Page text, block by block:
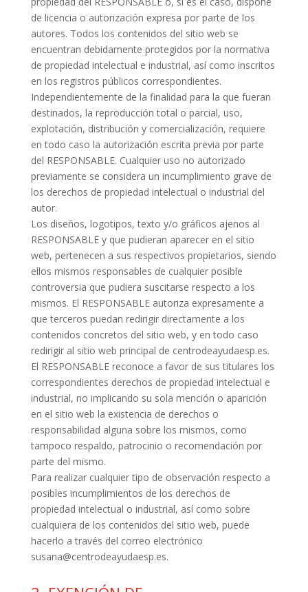
de licencia o autorización expresa por parte de los
autores. Todos los contenidos del sitio web se
encuentran debidamente protegidos por la normativa
de propiedad intelectual e industrial, así como inscritos
en los registros públicos correspondientes.
Independientemente de la finalidad para la que fueran
destinados, la reproducción total o parcial, uso,
explotación, distribución y comercialización, requiere
en todo caso la autorización escrita previa por parte
del RESPONSABLE. Cualquier uso no autorizado
previamente se considera un incumplimiento grave de
los derechos de propiedad intelectual o industrial del
autor.
Los diseños, logotipos, texto y/o gráficos ajenos al
RESPONSABLE y que pudieran aparecer en el sitio
web, pertenecen a sus respectivos propietarios, siendo
ellos mismos responsables de cualquier posible
controversia que pudiera suscitarse respecto a los
mismos. El RESPONSABLE autoriza expresamente a
que terceros puedan redirigir directamente a los
contenidos concretos del sitio web, y en todo caso
redirigir al sitio web principal de centrodeayudaesp.es.
El RESPONSABLE reconoce a favor de sus titulares los
correspondientes derechos de propiedad intelectual e
industrial, no implicando su sola mención o aparición
en el sitio web la existencia de derechos o
responsabilidad alguna sobre los mismos, como
tampoco respaldo, patrocinio o recomendación por
parte del mismo.
Para realizar cualquier tipo de observación respecto a
posibles incumplimientos de los derechos de
propiedad intelectual o industrial, así como sobre
cualquiera de los contenidos del sitio web, puede
hacerlo a través del correo electrónico
susana@centrodeayudaesp.es.